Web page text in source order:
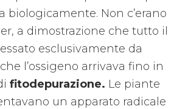
biologicamente. Non c’erano
a dimostrazione che tutto il
esclusivamente da
l’ossigeno arrivava fino in
fitodepurazione. Le piante
un apparato radicale